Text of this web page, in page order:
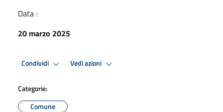
Data :
20 marzo 2025
Condividi Vedi azioni
Categorie:
Comune